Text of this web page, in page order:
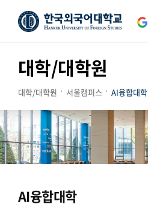
대학/대학원
대학/대학원 서울캠퍼스 AI융합대학
AI융합대학